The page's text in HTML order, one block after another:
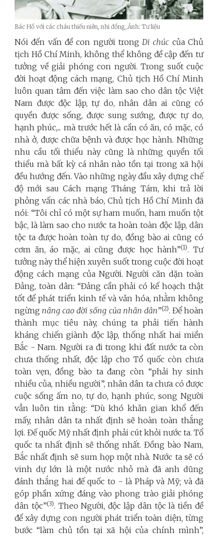
Bác Hồ với các cháu thiếu niên, nhi đồng_Ảnh: Tư liệu
Nói đến vấn đề con người trongDi chúc của Chủ
tịch Hồ Chí Minh, không thể không đề cập đến tư
tưởng về giải phóng con người. Trong suốt cuộc
đời hoạt động cách mạng, Chủ tịch Hồ Chí Minh
luôn quan tâm đến việc làm sao cho dân tộc Việt
Nam được độc lập, tự do, nhân dân ai cũng có
quyền được sống, được sung sướng, được tự do,
hạnh phúc,... mà trước hết là cần có ăn, có mặc, có
nhà ở, được chữa bệnh và được học hành. Những
nhu cầu tối thiểu này cũng là những quyền tối
thiểu mà bất kỳ cá nhân nào tồn tại trong xã hội
đều hướng đến.Vào những ngày đầu xây dựng chế
độ mới sau Cách mạng Tháng Tám, khi trả lời
phỏng vấn các nhà báo, Chủ tịch Hồ Chí Minh đã
nói: “Tôi chỉ có một sự ham muốn, ham muốn tột
bậc, là làm sao cho nước ta hoàn toàn độc lập, dân
tộc ta được hoàn toàn tự do, đồng bào ai cũng có
cơm ăn, áo mặc, ai cũng được học hành”(1). Tư
tưởng này thể hiện xuyên suốt trong cuộc đời hoạt
động cách mạng của Người. Ngườicăn dặn toàn
Đảng, toàn dân: “Đảng cần phải có kế hoạch thật
tốt để phát triển kinh tế và vǎn hóa, nhằm không
ngừng nâng cao đời sống của nhân dân”(2). Để hoàn
thành mục tiêu này, chúng ta phải tiến hành
kháng chiến giành độc lập, thống nhất hai miền
Bắc - Nam. Người ra đi trong khi đất nước ta còn
chưa thống nhất, độc lập cho Tổ quốc còn chưa
toàn vẹn, đồng bào ta đang còn “phải hy sinh
nhiều của, nhiều người”, nhân dân ta chưa có được
cuộc sống ấm no, tự do, hạnh phúc, song Người
vẫn luôn tin rằng: “Dù khó khǎn gian khổ đến
mấy, nhân dân ta nhất định sẽ hoàn toàn thắng
lợi. Đế quốc Mỹ nhất định phải cút khỏi nước ta. Tổ
quốc ta nhất định sẽ thống nhất. Đồng bào Nam,
Bắc nhất định sẽ sum họp một nhà. Nước ta sẽ có
vinh dự lớn là một nước nhỏ mà đã anh dũng
đánh thắng hai đế quốc to - là Pháp và Mỹ; và đã
góp phần xứng đáng vào phong trào giải phóng
dân tộc”(3). Theo Người, độc lập dân tộc là tiền đề
để xây dựng con người phát triển toàn diện, từng
bước “làm chủ tồn tại xã hội của chính mình”,